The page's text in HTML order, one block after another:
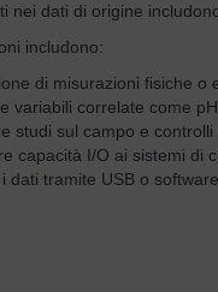
nei dati di origine
includono:
di misurazioni fisiche o
variabili correlate come
studi sul campo e
capacità I/O ai sistemi di
dati tramite USB o